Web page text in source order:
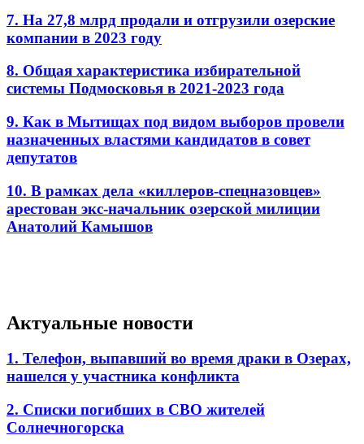
7. На 27,8 млрд продали и отгрузили озерские
компании в 2023 году
8. Общая характеристика избирательной
системы Подмосковья в 2021-2023 года
9. Как в Мытищах под видом выборов провели
назначенных властями кандидатов в совет
депутатов
10. В рамках дела «киллеров-спецназовцев»
арестован экс-начальник озерской милиции
Анатолий Камышов
Актуальные новости
1. Телефон, выпавший во время драки в Озерах,
нашелся у участника конфликта
2. Списки погибших в СВО жителей
Солнечногорска